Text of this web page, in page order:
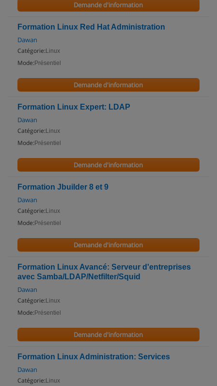
Demande d'information
Formation Linux Red Hat Administration
Dawan
Catégorie: Linux
Mode: Présentiel
Demande d'information
Formation Linux Expert: LDAP
Dawan
Catégorie: Linux
Mode: Présentiel
Demande d'information
Formation Jbuilder 8 et 9
Dawan
Catégorie: Linux
Mode: Présentiel
Demande d'information
Formation Linux Avancé: Serveur d'entreprises
avec Samba/LDAP/Netfilter/Squid
Dawan
Catégorie: Linux
Mode: Présentiel
Demande d'information
Formation Linux Administration: Services
Dawan
Catégorie: Linux